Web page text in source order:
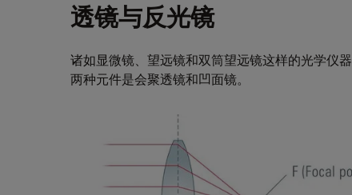
透镜与反光镜
诸如显微镜、望远镜和双筒望远镜这样的光学仪
两种元件是会聚透镜和凹面镜。